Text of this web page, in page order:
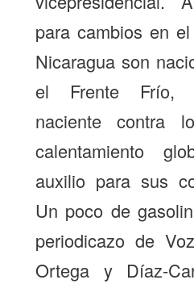
para cambios en
Nicaragua son
el Frente Frío,
naciente contra
calentamiento
auxilio para sus
Un poco de
periodicazo de
Ortega y Díaz-